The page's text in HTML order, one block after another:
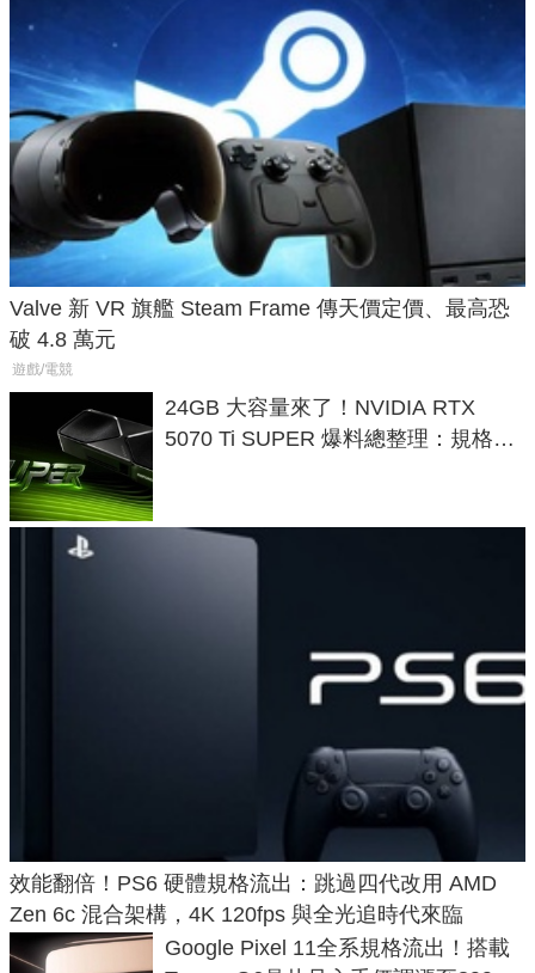
Valve 新 VR 旗艦 Steam Frame 傳天價定價、最高恐
破 4.8 萬元
遊戲/電競
24GB 大容量來了！NVIDIA RTX
5070 Ti SUPER 爆料總整理：規格、
效能翻倍！PS6 硬體規格流出：跳過四代改用 AMD
Zen 6c 混合架構，4K 120fps 與全光追時代來臨
Google Pixel 11全系規格流出！搭載